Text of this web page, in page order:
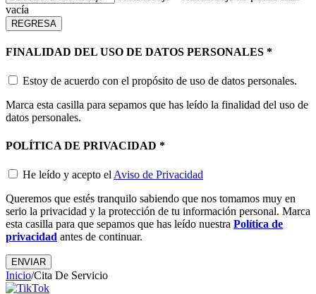
vacía
REGRESA
FINALIDAD DEL USO DE DATOS PERSONALES *
Estoy de acuerdo con el propósito de uso de datos personales.
Marca esta casilla para sepamos que has leído la finalidad del uso de
datos personales.
POLÍTICA DE PRIVACIDAD *
He leído y acepto el Aviso de Privacidad
Queremos que estés tranquilo sabiendo que nos tomamos muy en
serio la privacidad y la protección de tu información personal. Marca
esta casilla para que sepamos que has leído nuestra Política de
privacidad antes de continuar.
Inicio/Cita De Servicio